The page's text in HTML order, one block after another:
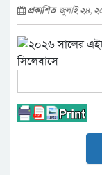
প্রকাশিত জুলাই ২৪,